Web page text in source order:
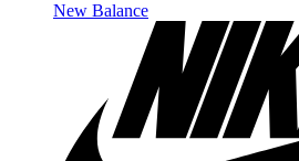
New Balance